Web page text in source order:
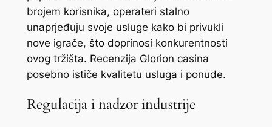
brojem korisnika, operateri stalno
unaprjeđuju svoje usluge kako bi privukli
nove igrače, što doprinosi konkurentnosti
ovog tržišta. Recenzija Glorion casina
posebno ističe kvalitetu usluga i ponude.
Regulacija i nadzor industrije